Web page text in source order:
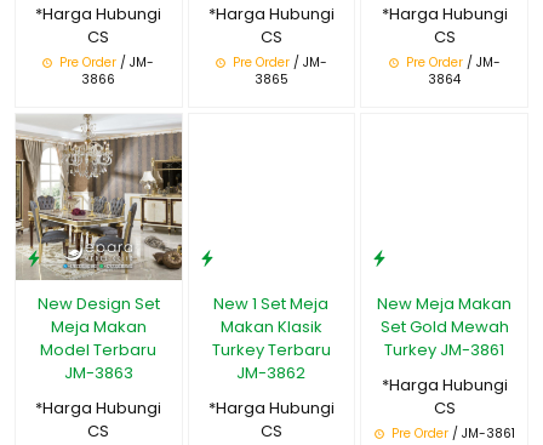
*Harga Hubungi
CS
Pre Order / JM-
3866
*Harga Hubungi
CS
Pre Order/ JM-
3865
*Harga Hubungi
CS
Pre Order/ JM-
3864
New Design Set
Meja Makan
Model Terbaru
JM-3863
*Harga Hubungi
CS
New 1 Set Meja
Makan Klasik
Turkey Terbaru
JM-3862
*Harga Hubungi
CS
New Meja Makan
Set Gold Mewah
Turkey JM-3861
*Harga Hubungi
CS
Pre Order/ JM-3861